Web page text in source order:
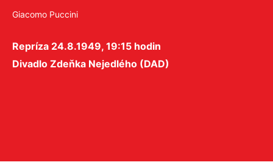
Giacomo Puccini
Repríza 24.8.1949, 19:15 hodin
Divadlo Zdeňka Nejedlého (DAD)